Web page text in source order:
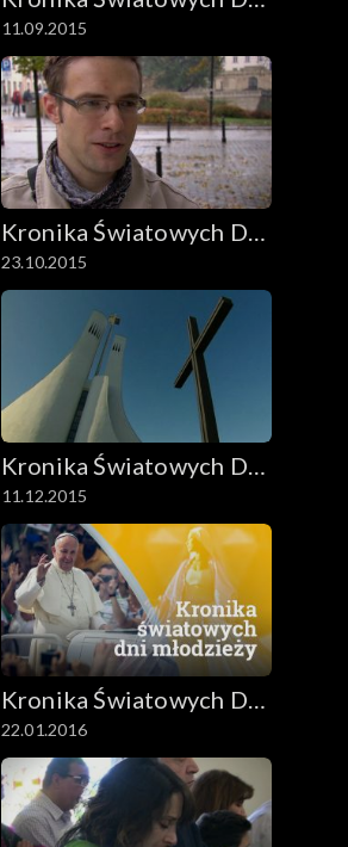
Młodzieży
11.09.2015
Kronika Światowych Dni
Młodzieży
23.10.2015
Kronika Światowych Dni
Młodzieży
11.12.2015
Kronika Światowych Dni
Młodzieży
22.01.2016